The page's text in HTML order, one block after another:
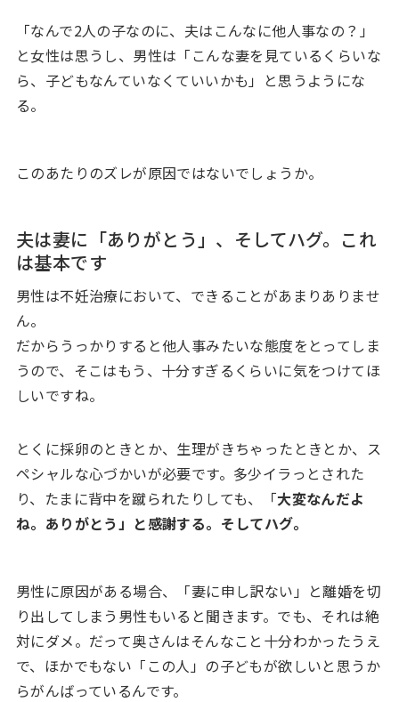
「なんで2人の子なのに、夫はこんなに他人事なの？」
と女性は思うし、男性は「こんな妻を見ているくらいな
ら、子どもなんていなくていいかも」と思うようにな
る。
このあたりのズレが原因ではないでしょうか。
夫は妻に「ありがとう」、そしてハグ。これ
は基本です
男性は不妊治療において、できることがあまりありませ
ん。
だからうっかりすると他人事みたいな態度をとってしま
うので、そこはもう、十分すぎるくらいに気をつけてほ
しいですね。
とくに採卵のときとか、生理がきちゃったときとか、ス
ペシャルな心づかいが必要です。多少イラっとされた
り、たまに背中を蹴られたりしても、「大変なんだよ
ね。ありがとう」と感謝する。そしてハグ。
男性に原因がある場合、「妻に申し訳ない」と離婚を切
り出してしまう男性もいると聞きます。でも、それは絶
対にダメ。だって奥さんはそんなこと十分わかったうえ
で、ほかでもない「この人」の子どもが欲しいと思うか
らがんばっているんです。